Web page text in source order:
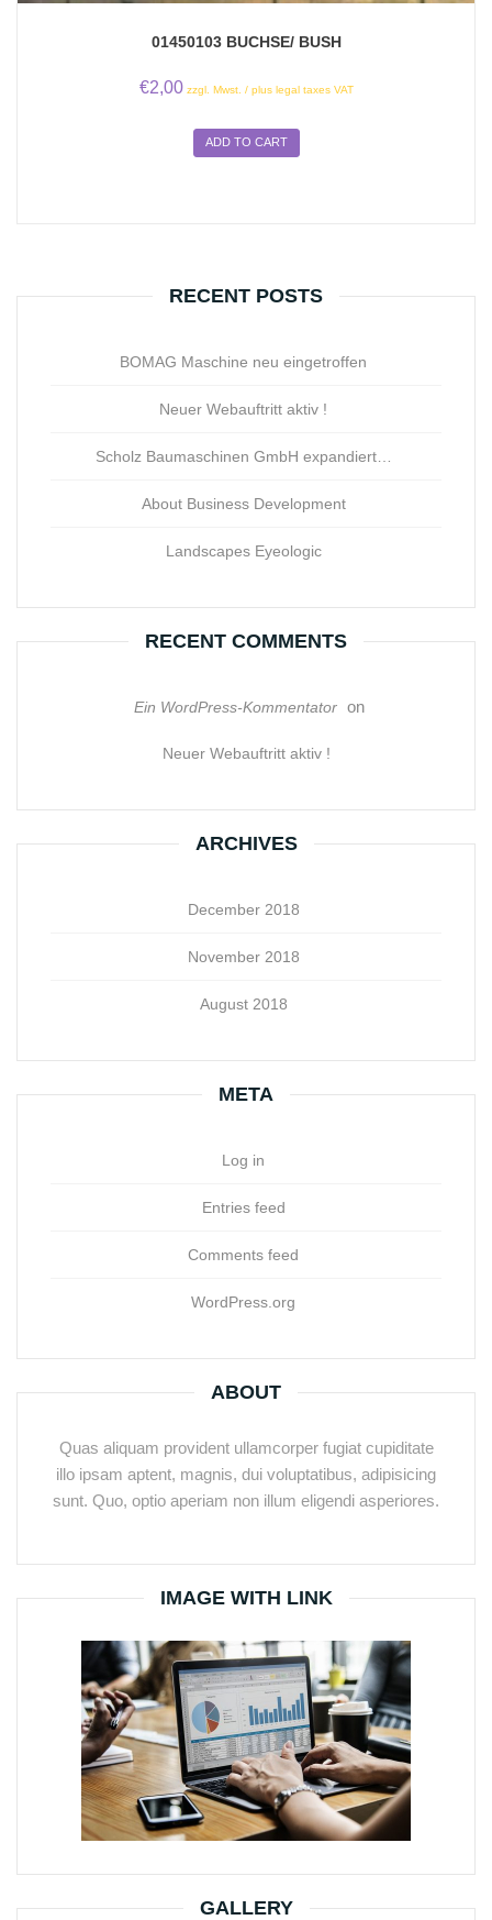
01450103 BUCHSE/ BUSH
€2,00 zzgl. Mwst. / plus legal taxes VAT
ADD TO CART
RECENT POSTS
BOMAG Maschine neu eingetroffen
Neuer Webauftritt aktiv !
Scholz Baumaschinen GmbH expandiert…
About Business Development
Landscapes Eyeologic
RECENT COMMENTS
Ein WordPress-Kommentator on
Neuer Webauftritt aktiv !
ARCHIVES
December 2018
November 2018
August 2018
META
Log in
Entries feed
Comments feed
WordPress.org
ABOUT
Quas aliquam provident ullamcorper fugiat cupiditate
illo ipsam aptent, magnis, dui voluptatibus, adipisicing
sunt. Quo, optio aperiam non illum eligendi asperiores.
IMAGE WITH LINK
GALLERY